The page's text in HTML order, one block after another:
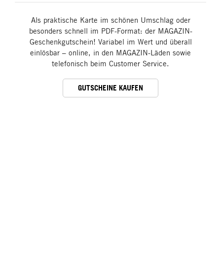
Als praktische Karte im schönen Umschlag oder
besonders schnell im PDF-Format: der MAGAZIN-
Geschenkgutschein! Variabel im Wert und überall
einlösbar – online, in den MAGAZIN-Läden sowie
telefonisch beim Customer Service.
GUTSCHEINE KAUFEN